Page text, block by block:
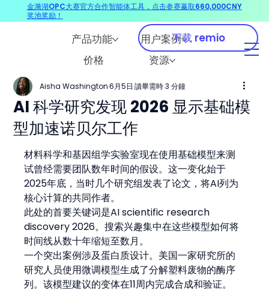
产品功能
用户案例
价格
资源
下载 remio
AI 科学研究发现 2026 显示基础模
型加速诺贝尔工作
Aisha Washington 6月5日 讀畢需時 3 分鐘
材料科学和基因组学实验室现在使用基础模型来测
试曾经需要团队数年时间的假设。这一变化始于
2025年底，当时几个研究组发表了论文，将AI列为
核心计算的共同作者。
此处的首要关键词是AI scientific research
discovery 2026。搜索兴趣集中在这些模型如何将
时间线从数十年缩短至数月。
一个突出案例涉及蛋白质设计。美国一家研究所的
研究人员使用微调模型生成了分解塑料废物的酶序
列。该模型建议的变体在11周内完成合成和验证。
金漪湖OPC大赛官方合作智能体工具，点击参赛赢取660,000CNY
奖池奖励！